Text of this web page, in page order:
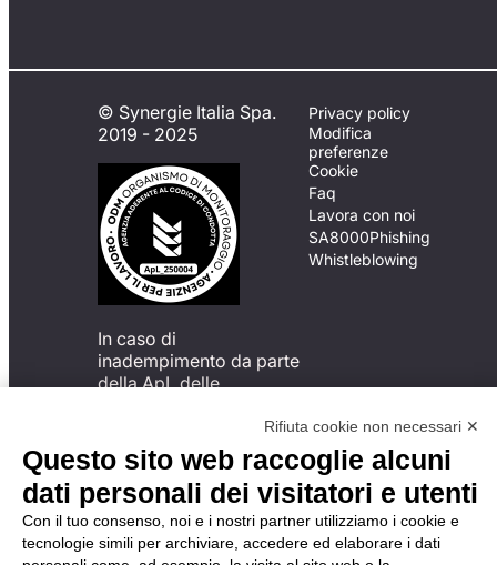
© Synergie Italia Spa.
2019 - 2025
In caso di
inadempimento da parte
della ApL delle
del Codice di Condotta, è
possibile presentare un
reclamo
all’Organismo di
Monitoraggio utilizzando
una delle modalità
descritte al seguente
Privacy policy
Modifica
preferenze
Cookie
Faq
Lavora con noi
SA8000Phishing
Whistleblowing
Rifiuta cookie non necessari ✕
Questo sito web raccoglie alcuni
dati personali dei visitatori e utenti
Con il tuo consenso, noi e i nostri partner utilizziamo i cookie e
tecnologie simili per archiviare, accedere ed elaborare i dati